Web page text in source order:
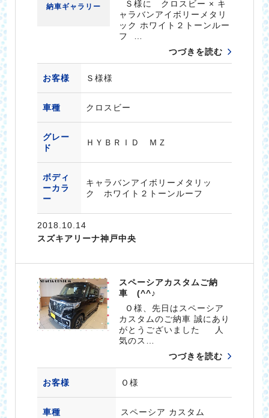
納車ギャラリー
Ｓ様に クロスビー × キ
ャラバンアイボリーメタリ
ック ホワイト２トーンルー
フ …
つづきを読む
お客様 Ｓ様様
車種 クロスビー
グレー
ド
ＨＹＢＲＩＤ ＭＺ
ボディ
ーカラ
ー
キャラバンアイボリーメタリッ
ク ホワイト２トーンルーフ
2018.10.14
スズキアリーナ神戸中央
スペーシアカスタムご納
車 (^^♪
Ｏ様、先日はスペーシア
カスタムのご納車 誠にあり
がとうございました 人
気のス…
つづきを読む
お客様 Ｏ様
車種 スペーシア カスタム